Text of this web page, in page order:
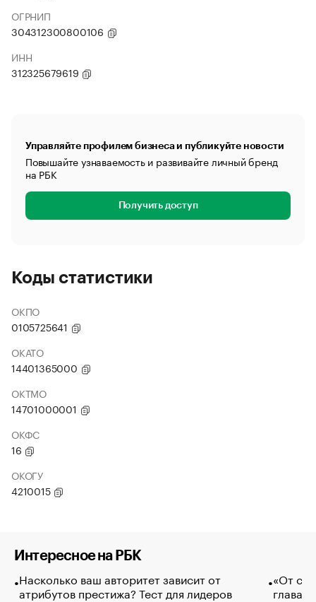
ОГРНИП
304312300800106
ИНН
312325679619
Управляйте профилем бизнеса и публикуйте новости
Повышайте узнаваемость и развивайте личный бренд
на РБК
Получить доступ
Коды статистики
ОКПО
0105725641
ОКАТО
14401365000
ОКТМО
14701000001
ОКФС
16
ОКОГУ
4210015
Интересное на РБК
Насколько ваш авторитет зависит от
атрибутов престижа? Тест для лидеров
«От
глава